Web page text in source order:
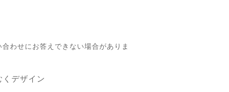
わせにお答えできない場合がありま
デザイン